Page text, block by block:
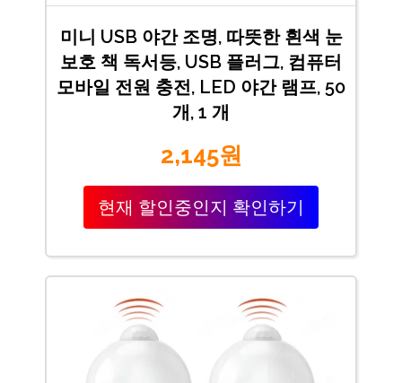
미니 USB 야간 조명, 따뜻한 흰색 눈
보호 책 독서등, USB 플러그, 컴퓨터
모바일 전원 충전, LED 야간 램프, 50
개, 1 개
2,145원
현재 할인중인지 확인하기